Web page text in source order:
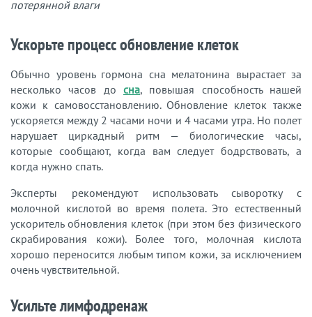
потерянной влаги
Ускорьте процесс обновление клеток
Обычно уровень гормона сна мелатонина вырастает за
несколько часов до сна, повышая способность нашей
кожи к самовосстановлению. Обновление клеток также
ускоряется между 2 часами ночи и 4 часами утра. Но полет
нарушает циркадный ритм — биологические часы,
которые сообщают, когда вам следует бодрствовать, а
когда нужно спать.
Эксперты рекомендуют использовать сыворотку с
молочной кислотой во время полета. Это естественный
ускоритель обновления клеток (при этом без физического
скрабирования кожи). Более того, молочная кислота
хорошо переносится любым типом кожи, за исключением
очень чувствительной.
Усильте лимфодренаж